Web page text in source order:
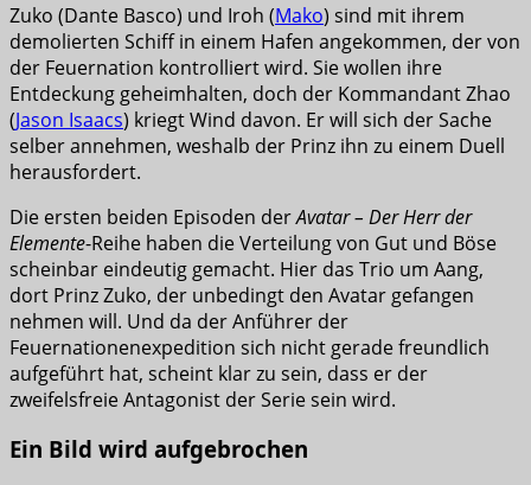
Zuko (Dante Basco) und Iroh (Mako) sind mit ihrem
demolierten Schiff in einem Hafen angekommen, der von
der Feuernation kontrolliert wird. Sie wollen ihre
Entdeckung geheimhalten, doch der Kommandant Zhao
(Jason Isaacs) kriegt Wind davon. Er will sich der Sache
selber annehmen, weshalb der Prinz ihn zu einem Duell
herausfordert.
Die ersten beiden Episoden derAvatar – Der Herr der
Elemente-Reihe haben die Verteilung von Gut und Böse
scheinbar eindeutig gemacht. Hier das Trio um Aang,
dort Prinz Zuko, der unbedingt den Avatar gefangen
nehmen will. Und da der Anführer der
Feuernationenexpedition sich nicht gerade freundlich
aufgeführt hat, scheint klar zu sein, dass er der
zweifelsfreie Antagonist der Serie sein wird.
Ein Bild wird aufgebrochen